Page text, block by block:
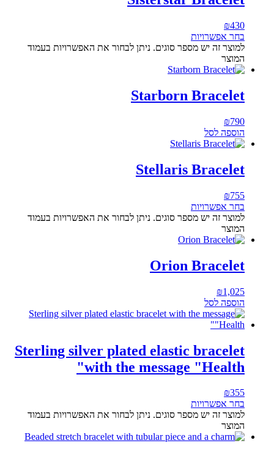
₪430
בחר אפשרויות
למוצר זה יש מספר סוגים. ניתן לבחור את האפשרויות בעמוד
המוצר
Starborn Bracelet
₪790
הוספה לסל
Stellaris Bracelet
₪755
בחר אפשרויות
למוצר זה יש מספר סוגים. ניתן לבחור את האפשרויות בעמוד
המוצר
Orion Bracelet
₪1,025
הוספה לסל
Sterling silver plated elastic bracelet
with the message "Health"
₪355
בחר אפשרויות
למוצר זה יש מספר סוגים. ניתן לבחור את האפשרויות בעמוד
המוצר